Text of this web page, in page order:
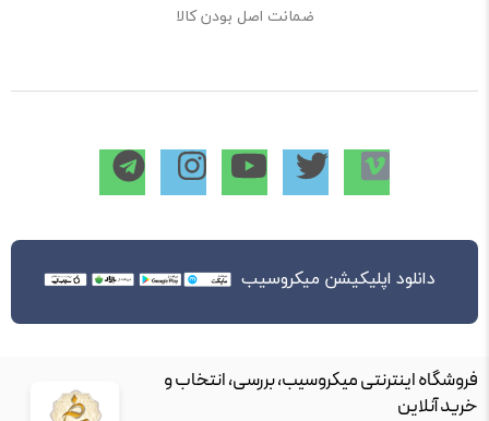
ضمانت اصل بودن کالا
دانلود اپلیکیشن میکروسیب
فروشگاه اینترنتی میکروسیب، بررسی، انتخاب و
خرید آنلاین